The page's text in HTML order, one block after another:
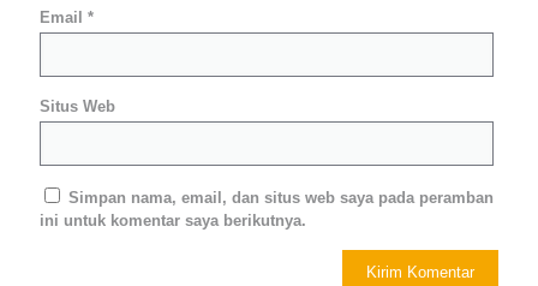
Email *
Situs Web
Simpan nama, email, dan situs web saya pada peramban
ini untuk komentar saya berikutnya.